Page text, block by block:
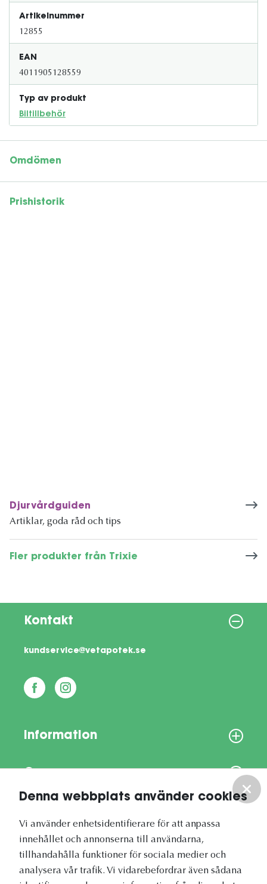
Denna webbplats använder cookies
Vi använder enhetsidentifierare för att anpassa
innehållet och annonserna till användarna,
tillhandahålla funktioner för sociala medier och
analysera vår trafik. Vi vidarebefordrar även sådana
Artikelnummer
12855
EAN
4011905128559
Typ av produkt
Biltillbehör
Omdömen
Prishistorik
Djurvårdguiden
Artiklar, goda råd och tips
Fler produkter från Trixie
Kontakt
kundservice@vetapotek.se
Information